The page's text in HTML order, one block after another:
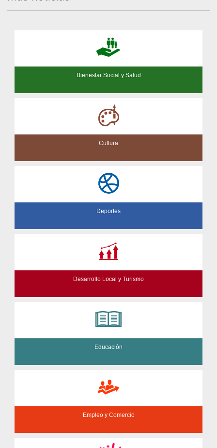
Bienestar Social y Salud
Cultura
Deportes
Desarrollo Local y Turismo
Educación
Empleo y Comercio